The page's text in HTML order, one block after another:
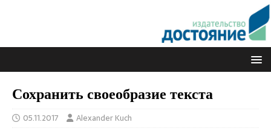
Сохранить своеобразие текста
05.11.2017 Alexander Kuch